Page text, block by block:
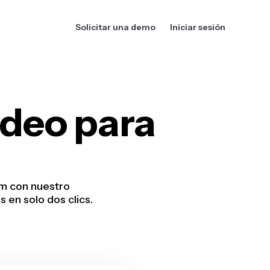
Solicitar una demo Iniciar sesión
para
con nuestro
en solo dos clics.